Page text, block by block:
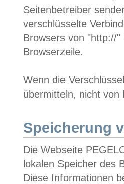
Seitenbetreiber
verschlüsselte
Browsers von "http://
Browserzeile.
Wenn die
übermitteln, nicht von
Speicherung
Die Webseite
lokalen Speicher des
Diese Informationen